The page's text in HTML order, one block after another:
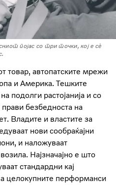
појас со три точки, кој е сè
товар, автопатските мрежи
и Америка. Тешките
подолги растојанија и со
безбедноста на
Владите и властите за
нови сообраќајни
и наложуваат
Најзначајно е што
стандардни кај
целокупните перформанси